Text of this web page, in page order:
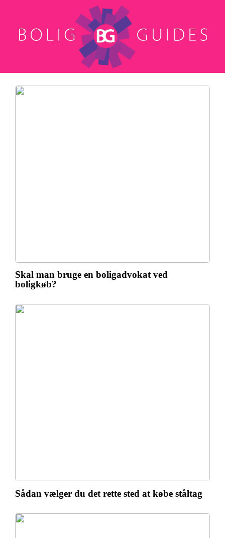
Skal man bruge en boligadvokat ved
boligkøb?
Sådan vælger du det rette sted at købe ståltag